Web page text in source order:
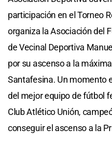
participación en el Torneo
organiza la Asociación del
de Vecinal Deportiva
por su ascenso a la
Santafesina. Un momento
del mejor equipo de fútbol
Club Atlético Unión,
conseguir el ascenso a la